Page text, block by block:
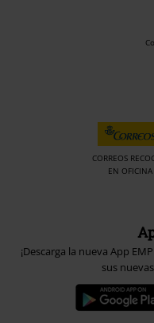
CORREOS
EN OFICINA
¡Descarga la nueva App
sus